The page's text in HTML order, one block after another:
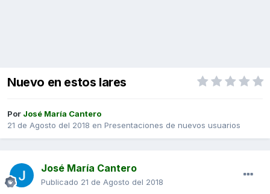
Nuevo en estos lares
Por José María Cantero
21 de Agosto del 2018 en Presentaciones de nuevos usuarios
José María Cantero
Publicado 21 de Agosto del 2018